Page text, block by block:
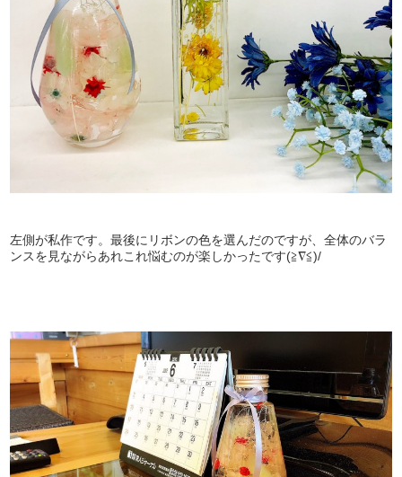
左側が私作です。最後にリボンの色を選んだのですが、全体のバラ
ンスを見ながらあれこれ悩むのが楽しかったです(≧∇≦)/